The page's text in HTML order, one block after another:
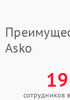
Asko
19
сотрудников